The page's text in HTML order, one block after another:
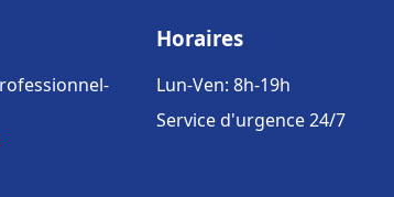
Horaires
Lun-Ven: 8h-19h
Service d'urgence 24/7